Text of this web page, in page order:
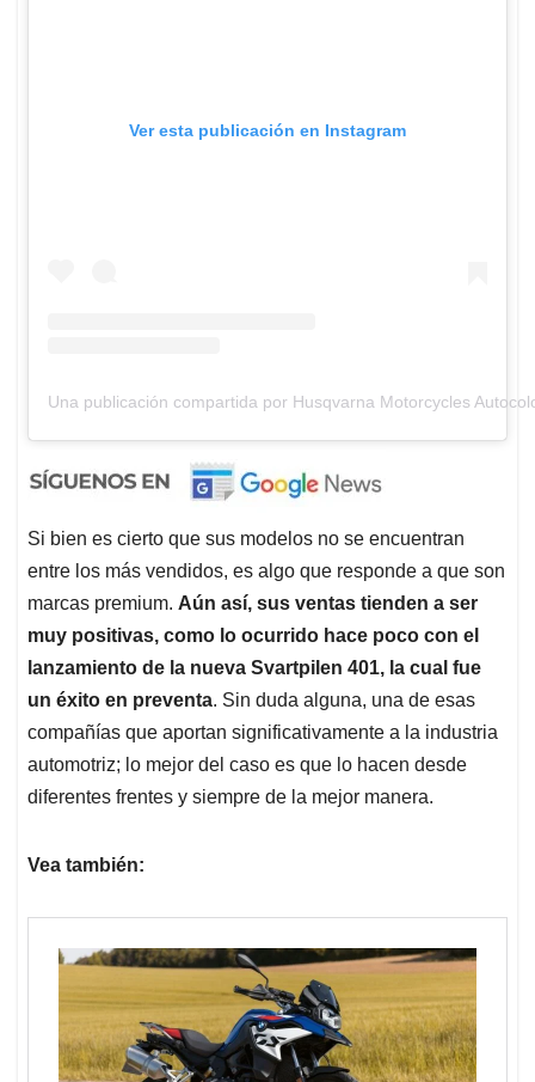
Ver esta publicación en Instagram
Una publicación compartida por Husqvarna Motorcycles
Si bien es cierto que sus modelos no se encuentran
entre los más vendidos, es algo que responde a que son
marcas premium. Aún así, sus ventas tienden a ser
muy positivas, como lo ocurrido hace poco con el
lanzamiento de la nueva Svartpilen 401, la cual fue
un éxito en preventa. Sin duda alguna, una de esas
compañías que aportan significativamente a la industria
automotriz; lo mejor del caso es que lo hacen desde
diferentes frentes y siempre de la mejor manera.
Vea también: